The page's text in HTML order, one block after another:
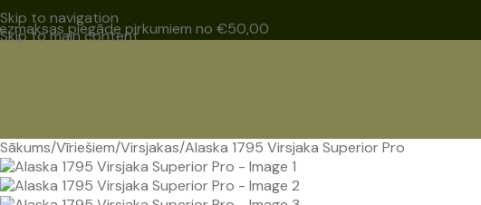
Skip to navigation
Skip to main contentpiegāde pirkumiem no €50,00
Sākums Vīriešiem Virsjakas Alaska 1795 Virsjaka Superior Pro